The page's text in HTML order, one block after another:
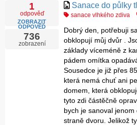
1
odpověď
ZOBRAZIT
ODPOVĚĎ
736
zobrazení
Sanace do půlky
sanace vlhkého zdiva
Dobrý den, potřebuji
obklopují můj dvůr .
základy víceméně z
pádem omítka
Sousedce je již přes
která nemá chuť ani
domem, která
tyto zdi částěčně
bych je sanoval
straně dvoru. Jelikož